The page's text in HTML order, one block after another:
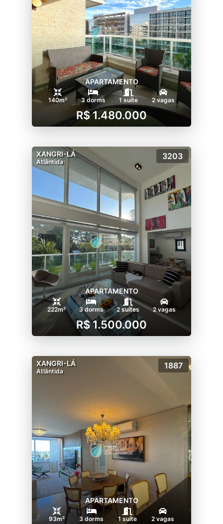
APARTAMENTO
140m² 3 dorms 1 suíte 2 vagas
R$ 1.480.000
XANGRI-LÁ
Atlântida
3203
APARTAMENTO
222m² 3 dorms 2 suítes 2 vagas
R$ 1.500.000
XANGRI-LÁ
Atlântida
1887
APARTAMENTO
93m² 3 dorms 1 suíte 2 vagas